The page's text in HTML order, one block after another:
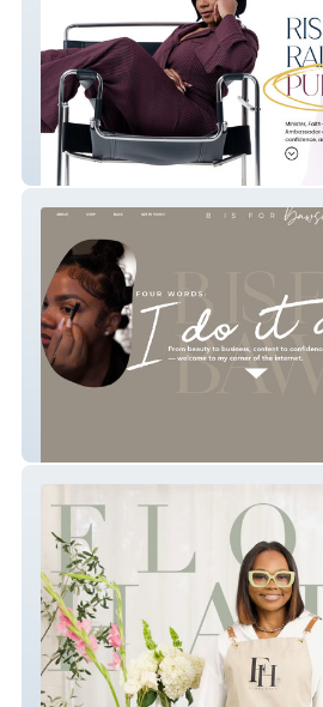
Ashlyn Meraz